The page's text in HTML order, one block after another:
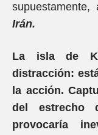
supuestamente,
Irán.
La isla de
distracción:
la acción.
del estrecho
provocaría